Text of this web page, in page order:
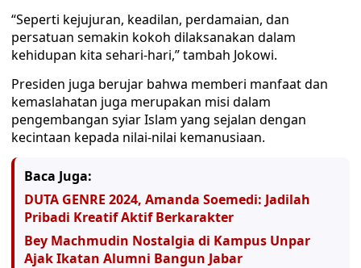
“Seperti kejujuran, keadilan, perdamaian, dan
persatuan semakin kokoh dilaksanakan dalam
kehidupan kita sehari-hari,” tambah Jokowi.
Presiden juga berujar bahwa memberi manfaat dan
kemaslahatan juga merupakan misi dalam
pengembangan syiar Islam yang sejalan dengan
kecintaan kepada nilai-nilai kemanusiaan.
Baca Juga:
DUTA GENRE 2024, Amanda Soemedi: Jadilah
Pribadi Kreatif Aktif Berkarakter
Bey Machmudin Nostalgia di Kampus Unpar
Ajak Ikatan Alumni Bangun Jabar